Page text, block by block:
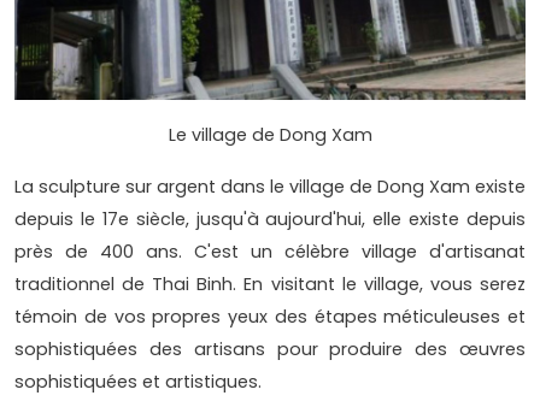
Le village de Dong Xam
La sculpture sur argent dans le village de Dong Xam existe
depuis le 17e siècle, jusqu'à aujourd'hui, elle existe depuis
près de 400 ans. C'est un célèbre village d'artisanat
traditionnel de Thai Binh. En visitant le village, vous serez
témoin de vos propres yeux des étapes méticuleuses et
sophistiquées des artisans pour produire des œuvres
sophistiquées et artistiques.